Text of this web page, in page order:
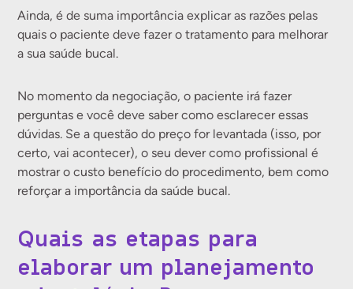
Ainda, é de suma importância explicar as razões pelas
quais o paciente deve fazer o tratamento para melhorar
a sua saúde bucal.
No momento da negociação, o paciente irá fazer
perguntas e você deve saber como esclarecer essas
dúvidas. Se a questão do preço for levantada (isso, por
certo, vai acontecer), o seu dever como profissional é
mostrar o custo benefício do procedimento, bem como
reforçar a importância da saúde bucal.
Quais as etapas para
elaborar um planejamento